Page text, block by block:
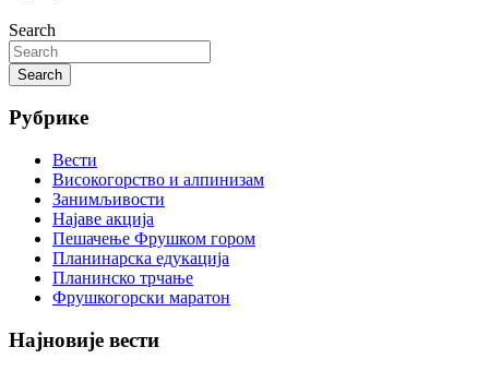
Search
Search
Рубрике
Вести
Високогорство и алпинизам
Занимљивости
Најаве акција
Пешачење Фрушком гором
Планинарска едукација
Планинско трчање
Фрушкогорски маратон
Најновије вести